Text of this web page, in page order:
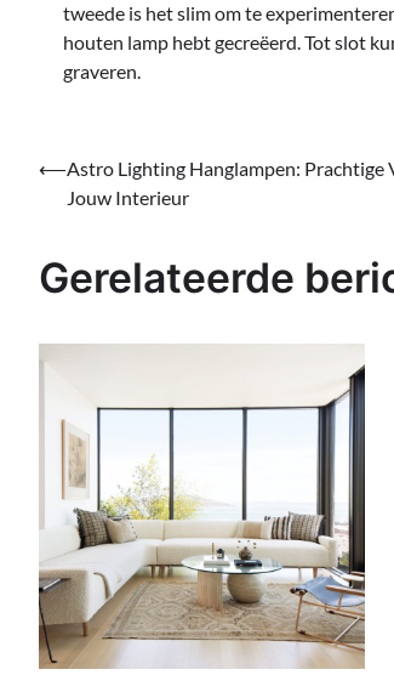
tweede is het slim om te
houten lamp hebt gecreëerd. Tot slot
graveren.
Bericht
navigatie
⟵Astro Lighting Hanglampen: Prachtige
Jouw Interieur
Gerelateerde